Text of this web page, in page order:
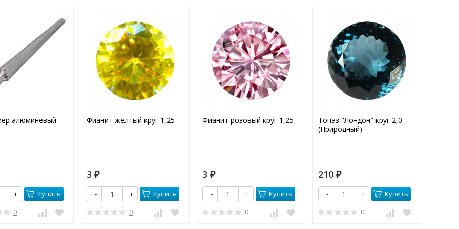
алюминевый
+ Купить
0
Фианит желтый круг 1,25
3 ₽
- + Купить
0
Фианит розовый круг 1,25
3 ₽
- + Купить
0
Топаз "Лондон" круг 2,0
(Природный)
210 ₽
- + Купить
0